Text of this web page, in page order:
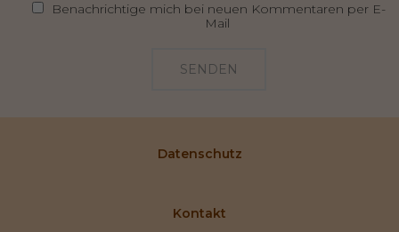
Benachrichtige mich bei neuen Kommentaren per E-
Mail
SENDEN
Datenschutz
Kontakt